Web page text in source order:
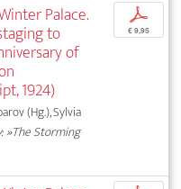
Palace.
to
of
1924)
(Hg.), Sylvia
»The Storming
p
€ 9,95